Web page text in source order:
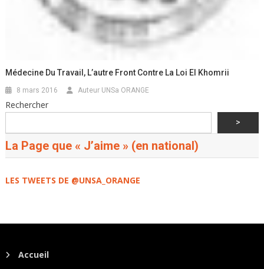
Médecine Du Travail, L’autre Front Contre La Loi El Khomrii
8 mars 2016 Auteur UNSa ORANGE
Rechercher
>
La Page que « J’aime » (en national)
LES TWEETS DE @UNSA_ORANGE
Accueil